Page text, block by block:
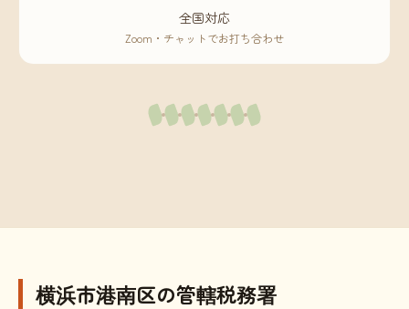
全国対応
Zoom・チャットでお打ち合わせ
横浜市港南区の管轄税務署